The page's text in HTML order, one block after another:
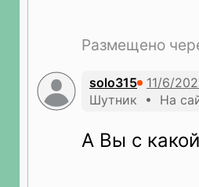
Размещено
solo315
Шутник • На
А Вы с